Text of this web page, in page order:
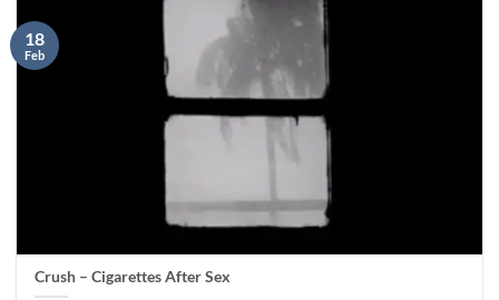
Crush – Cigarettes After Sex
18
Feb